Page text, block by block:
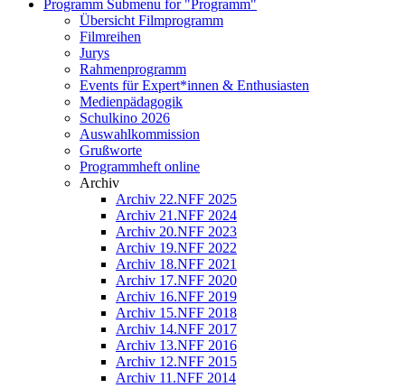
Programm Submenu for "Programm"
Übersicht Filmprogramm
Filmreihen
Jurys
Rahmenprogramm
Events für Expert*innen & Enthusiasten
Medienpädagogik
Schulkino 2026
Auswahlkommission
Grußworte
Programmheft online
Archiv
Archiv 22.NFF 2025
Archiv 21.NFF 2024
Archiv 20.NFF 2023
Archiv 19.NFF 2022
Archiv 18.NFF 2021
Archiv 17.NFF 2020
Archiv 16.NFF 2019
Archiv 15.NFF 2018
Archiv 14.NFF 2017
Archiv 13.NFF 2016
Archiv 12.NFF 2015
Archiv 11.NFF 2014